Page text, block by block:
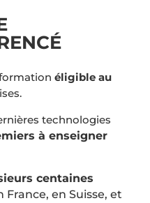
éligible au
technologies
à enseigner
centaines
France, en Suisse, et